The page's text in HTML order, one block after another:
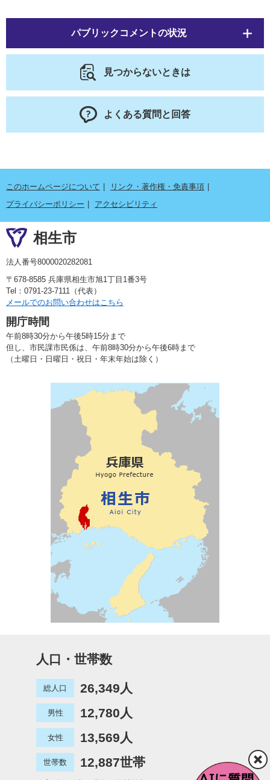
パブリックコメントの状況
見つからないときは
よくある質問と回答
このホームページについて
リンク・著作権・免責事項
プライバシーポリシー
アクセシビリティ
相生市
法人番号8000020282081
〒678-8585 兵庫県相生市旭1丁目1番3号
Tel：0791-23-7111（代表）
メールでのお問い合わせはこちら
開庁時間
午前8時30分から午後5時15分まで
但し、市民課市民係は、午前8時30分から午後6時まで
（土曜日・日曜日・祝日・年末年始は除く）
人口・世帯数
総人口 26,349人
男性 12,780人
女性 13,569人
世帯数 12,887世帯